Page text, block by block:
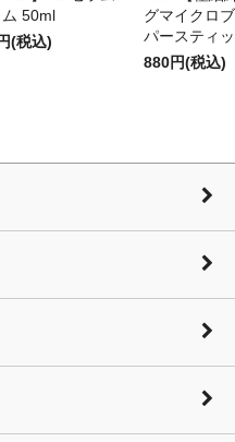
50ml
(税込)
グマイクロ
パースティ
880円(税込)